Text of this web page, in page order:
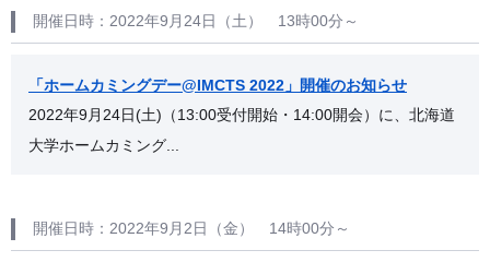
開催日時：2022年9月24日（土） 13時00分～
「ホームカミングデー@IMCTS 2022」開催のお知らせ
2022年9月24日(土)（13:00受付開始・14:00開会）に、北海道
大学ホームカミング...
開催日時：2022年9月2日（金） 14時00分～